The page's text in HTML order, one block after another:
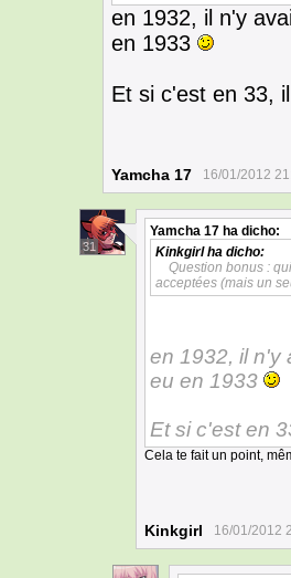
en 1932, il n'y
en 1933
Et si c'est en 33,
Yamcha 17 16/01/2012
31
Yamcha 17 ha dicho:
Kinkgirlha dicho:
Question bonus :
acceptées (mais un
en 1932, il n'y
eu en 1933
Et si c'est en
Cela te fait un point,
Kinkgirl 16/01/2012